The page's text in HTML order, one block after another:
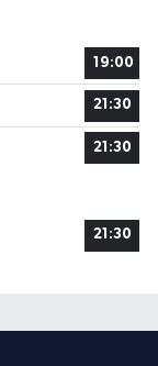
19:00
21:30
21:30
21:30